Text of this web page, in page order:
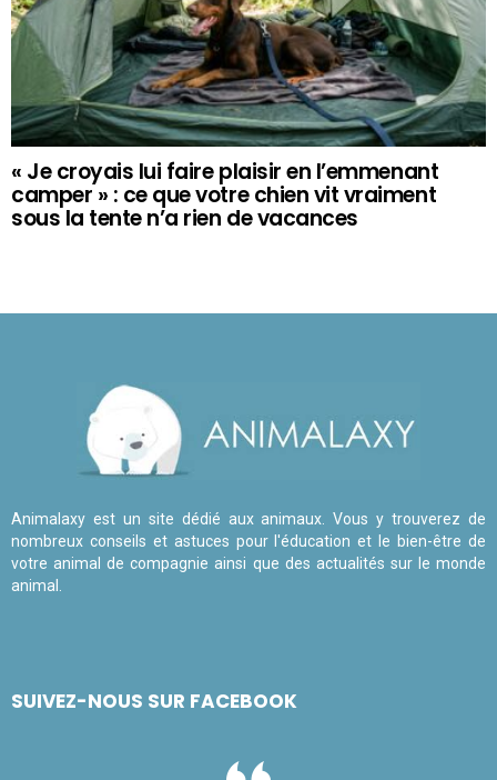
« Je croyais lui faire plaisir en l’emmenant
camper » : ce que votre chien vit vraiment
sous la tente n’a rien de vacances
Animalaxy est un site dédié aux animaux. Vous y trouverez de
nombreux conseils et astuces pour l'éducation et le bien-être de
votre animal de compagnie ainsi que des actualités sur le monde
animal.
SUIVEZ-NOUS SUR FACEBOOK